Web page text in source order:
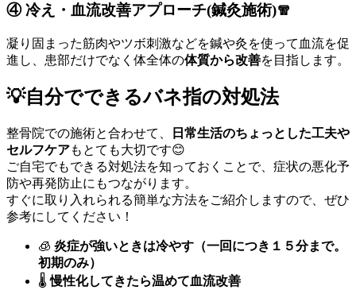
④ 冷え・血流改善アプローチ(鍼灸施術)🧣
凝り固まった筋肉やツボ刺激などを鍼や灸を使って血流を促
進し、患部だけでなく体全体の体質から改善を目指します。
💡自分でできるバネ指の対処法
整骨院での施術と合わせて、
日常生活のちょっとした工夫や
セルフケアもとても大切です😊
ご自宅でもできる対処法を知っておくことで、症状の悪化予
防や再発防止にもつながります。
すぐに取り入れられる簡単な方法をご紹介しますので、ぜひ
参考にしてください！
🧊 炎症が強いときは冷やす（一回につき１５分まで。
初期のみ）
🌡️慢性化してきたら温めて血流改善